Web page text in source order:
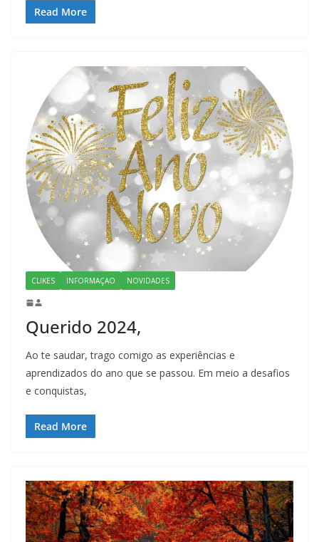
Read More
CLIKES INFORMAÇAO NOVIDADES
Querido 2024,
Ao te saudar, trago comigo as experiências e
aprendizados do ano que se passou. Em meio a desafios
e conquistas,
Read More